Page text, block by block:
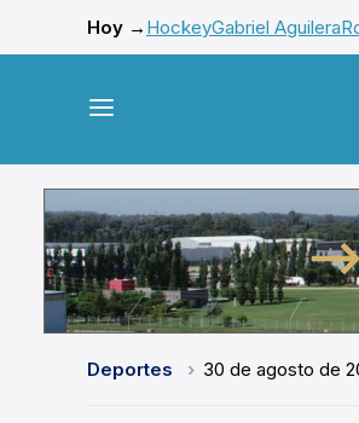
Hoy → HockeyGabriel Aguilera
Deportes 30 de agosto de